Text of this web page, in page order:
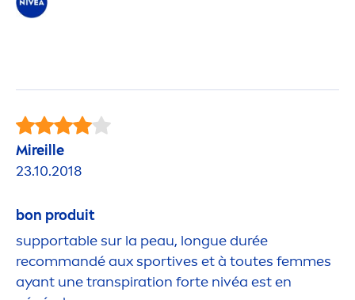
Mireille
23.10.2018
bon produit
supportable sur la peau, longue durée
recommandé aux sportives et à toutes femmes
ayant une transpiration forte nivéa est en